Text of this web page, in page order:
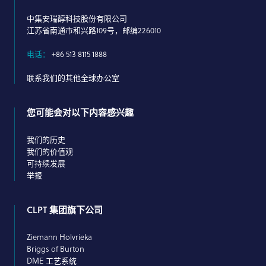
中集安瑞醇科技股份有限公司
江苏省南通市和兴路109号，邮编226010
电话： +86 513 8115 1888
联系我们的其他全球办公室
您可能会对以下内容感兴趣
我们的历史
我们的价值观
可持续发展
举报
CLPT 集团旗下公司
Ziemann Holvrieka
Briggs of Burton
DME 工艺系统